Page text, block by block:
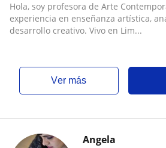
Hola, soy profesora de Arte
experiencia en enseñanza artística,
desarrollo creativo. Vivo en Lim...
ver más
Angela